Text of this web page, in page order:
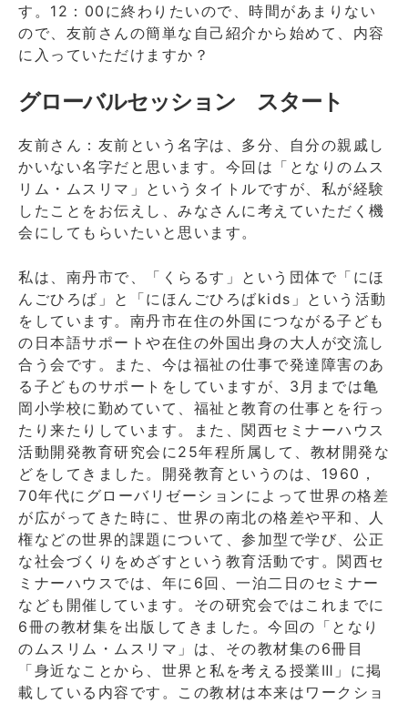
す。12：00に終わりたいので、時間があまりない
ので、友前さんの簡単な自己紹介から始めて、内容
に入っていただけますか？
グローバルセッション スタート
友前さん：友前という名字は、多分、自分の親戚し
かいない名字だと思います。今回は「となりのムス
リム・ムスリマ」というタイトルですが、私が経験
したことをお伝えし、みなさんに考えていただく機
会にしてもらいたいと思います。
私は、南丹市で、「くらるす」という団体で「にほ
んごひろば」と「にほんごひろばkids」という活動
をしています。南丹市在住の外国につながる子ども
の日本語サポートや在住の外国出身の大人が交流し
合う会です。また、今は福祉の仕事で発達障害のあ
る子どものサポートをしていますが、3月までは亀
岡小学校に勤めていて、福祉と教育の仕事とを行っ
たり来たりしています。また、関西セミナーハウス
活動開発教育研究会に25年程所属して、教材開発な
どをしてきました。開発教育というのは、1960，
70年代にグローバリゼーションによって世界の格差
が広がってきた時に、世界の南北の格差や平和、人
権などの世界的課題について、参加型で学び、公正
な社会づくりをめざすという教育活動です。関西セ
ミナーハウスでは、年に6回、一泊二日のセミナー
なども開催しています。その研究会ではこれまでに
6冊の教材集を出版してきました。今回の「となり
のムスリム・ムスリマ」は、その教材集の6冊目
「身近なことから、世界と私を考える授業Ⅲ」に掲
載している内容です。この教材は本来はワークショ